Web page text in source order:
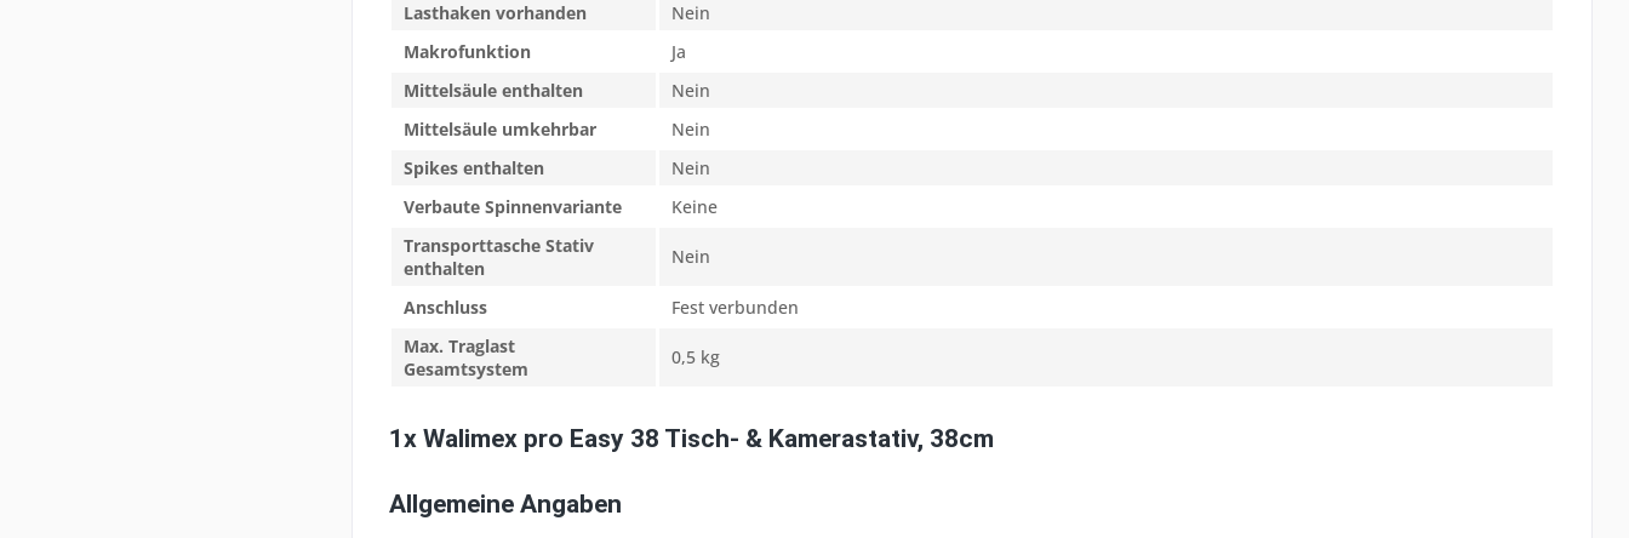
Lasthaken vorhanden
Nein
Makrofunktion
Ja
Mittelsäule enthalten
Nein
Mittelsäule umkehrbar
Nein
Spikes enthalten
Nein
Verbaute Spinnenvariante
Keine
Transporttasche Stativ
enthalten
Nein
Anschluss
Fest verbunden
Max. Traglast
Gesamtsystem
0,5 kg
1x Walimex pro Easy 38 Tisch- & Kamerastativ, 38cm
Allgemeine Angaben